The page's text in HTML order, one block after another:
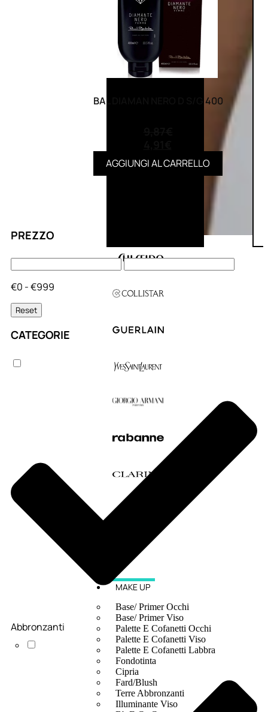
MAKE UP
Base/ Primer Occhi
Base/ Primer Viso
Palette E Cofanetti Occhi
Palette E Cofanetti Viso
Palette E Cofanetti Labbra
Fondotinta
Cipria
Fard/Blush
Terre Abbronzanti
Illuminante Viso
PREZZO
€0 - €999
Reset
CATEGORIE
Abbronzanti
BAL DIAMAN NERO D S/G 400
AGGIUNGI AL CARRELLO